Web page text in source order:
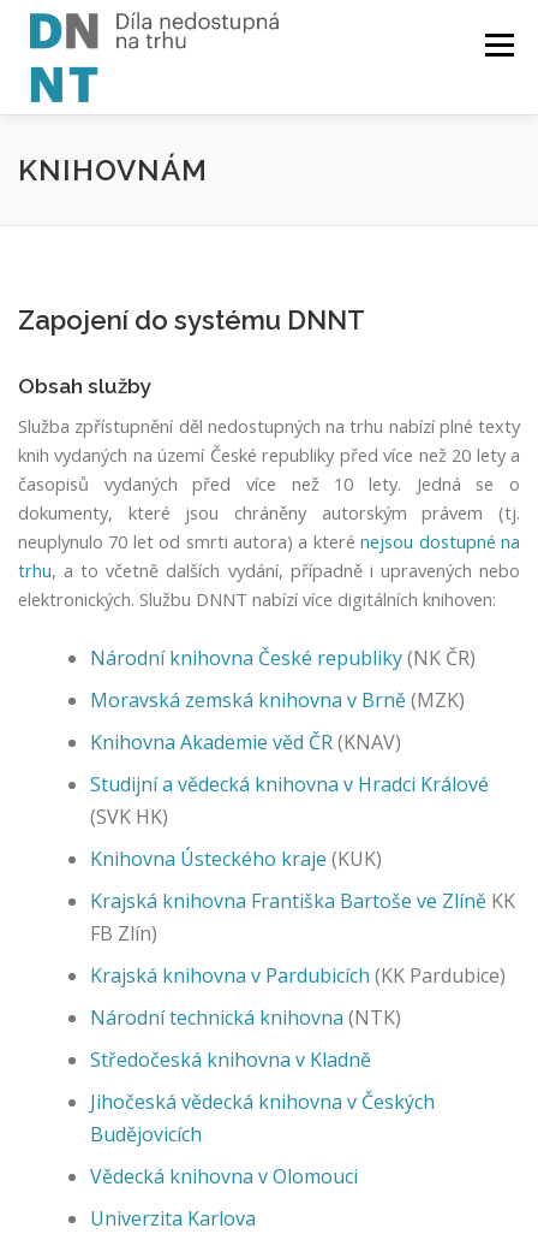
Menu
O PROJEKTU
KNIHOVNÁM
Zapojení do systému DNNT
Obsah služby
Služba zpřístupnění děl nedostupných na trhu nabízí plné texty
knih vydaných na území České republiky před více než 20 lety a
časopisů vydaných před více než 10 lety. Jedná se o
dokumenty, které jsou chráněny autorským právem (tj.
neuplynulo 70 let od smrti autora) a kterénejsou dostupné na
trhu, a to včetně dalších vydání, případně i upravených nebo
elektronických. Službu DNNT nabízí více digitálních knihoven:
Národní knihovna České republiky(NK ČR)
Moravská zemská knihovna v Brně(MZK)
Knihovna Akademie věd ČR(KNAV)
Studijní a vědecká knihovna v Hradci Králové
(SVK HK)
Knihovna Ústeckého kraje (KUK)
Krajská knihovna Františka Bartoše ve Zlíně KK
FB Zlín)
Krajská knihovna v Pardubicích (KK Pardubice)
Národní technická knihovna (NTK)
Středočeská knihovna v Kladně
Jihočeská vědecká knihovna v Českých
Budějovicích
Vědecká knihovna v Olomouci
Univerzita Karlova
F
u
n
č
í
c
o
e